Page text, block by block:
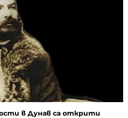
в Дунав са открити